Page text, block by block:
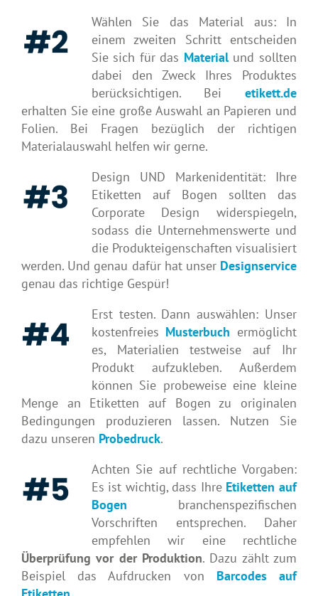
Wählen Sie das Material aus: In
einem zweiten Schritt entscheiden
Sie sich für das Materialund sollten
dabei den Zweck Ihres Produktes
berücksichtigen. Bei etikett.de
erhalten Sie eine große Auswahl an Papieren und
Folien. Bei Fragen bezüglich der richtigen
Materialauswahl helfen wir gerne.
Design UND Markenidentität: Ihre
Etiketten auf Bogen sollten das
Corporate Design widerspiegeln,
sodass die Unternehmenswerte und
die Produkteigenschaften visualisiert
werden. Und genau dafür hat unser Designservice
genau das richtige Gespür!
Erst testen. Dann auswählen: Unser
kostenfreies Musterbuch ermöglicht
es, Materialien testweise auf Ihr
Produkt aufzukleben. Außerdem
können Sie probeweise eine kleine
Menge an Etiketten auf Bogen zu originalen
Bedingungen produzieren lassen. Nutzen Sie
dazu unseren Probedruck.
Achten Sie auf rechtliche Vorgaben:
Es ist wichtig, dass Ihre Etiketten auf
Bogen branchenspezifischen
Vorschriften entsprechen. Daher
empfehlen wir eine rechtliche
Überprüfung vor der Produktion. Dazu zählt zum
Beispiel das Aufdrucken von Barcodes auf